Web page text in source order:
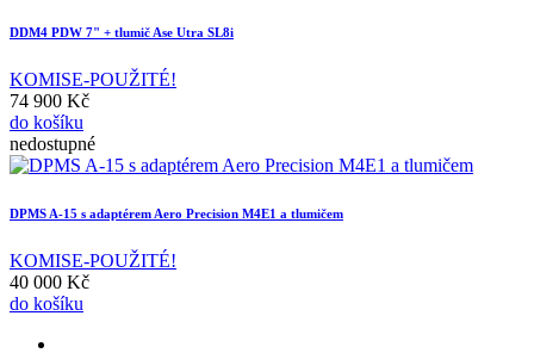
DDM4 PDW 7" + tlumič Ase Utra SL8i
KOMISE-POUŽITÉ!
74 900 Kč
do košíku
nedostupné
DPMS A-15 s adaptérem Aero Precision M4E1 a tlumičem
KOMISE-POUŽITÉ!
40 000 Kč
do košíku